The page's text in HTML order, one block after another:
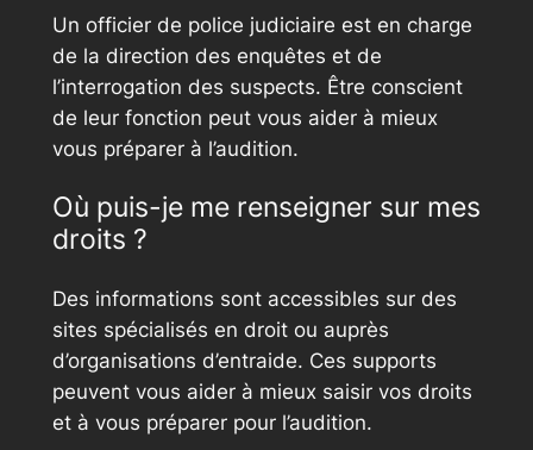
Un officier de police judiciaire est en charge
de la direction des enquêtes et de
l’interrogation des suspects. Être conscient
de leur fonction peut vous aider à mieux
vous préparer à l’audition.
Où puis-je me renseigner sur mes
droits ?
Des informations sont accessibles sur des
sites spécialisés en droit ou auprès
d’organisations d’entraide. Ces supports
peuvent vous aider à mieux saisir vos droits
et à vous préparer pour l’audition.